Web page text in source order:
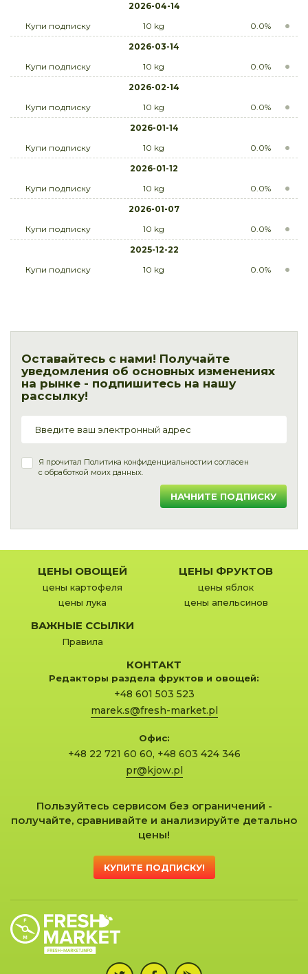
2026-04-14
Купи подписку
10 kg
0.0%
2026-03-14
Купи подписку
10 kg
0.0%
2026-02-14
Купи подписку
10 kg
0.0%
2026-01-14
Купи подписку
10 kg
0.0%
2026-01-12
Купи подписку
10 kg
0.0%
2026-01-07
Купи подписку
10 kg
0.0%
2025-12-22
Купи подписку
10 kg 0.0%
Оставайтесь с нами! Получайте
уведомления об основных изменениях
на рынке - подпишитесь на нашу
рассылку!
Я прочитал Политика конфиденциальностии согласен
с обработкой моих данных.
НАЧНИТЕ ПОДПИСКУ
ЦЕНЫ ОВОЩЕЙ
цены картофеля
цены лука
ЦЕНЫ ФРУКТОВ
цены яблок
цены апельсинов
ВАЖНЫЕ ССЫЛКИ
Правила
КОНТАКТ
Редакторы раздела фруктов и овощей:
+48 601 503 523
marek.s@fresh-market.pl
Офис:
+48 22 721 60 60, +48 603 424 346
pr@kjow.pl
Пользуйтесь сервисом без ограничений -
получайте, сравнивайте и анализируйте детально
цены!
КУПИТЕ ПОДПИСКУ!